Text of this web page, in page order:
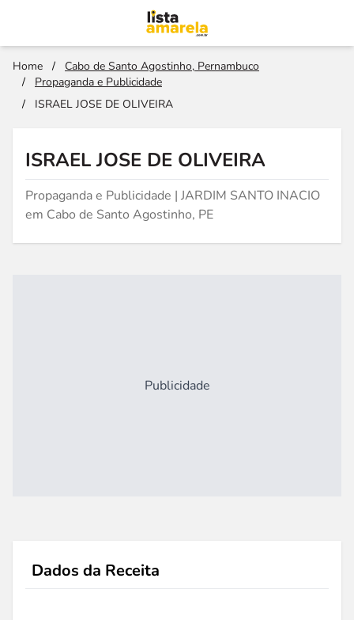
Home /
Cabo de Santo Agostinho, Pernambuco
/
Propaganda e Publicidade
/
ISRAEL JOSE DE OLIVEIRA
ISRAEL JOSE DE OLIVEIRA
Propaganda e Publicidade | JARDIM SANTO INACIO
em Cabo de Santo Agostinho, PE
Publicidade
Dados da Receita